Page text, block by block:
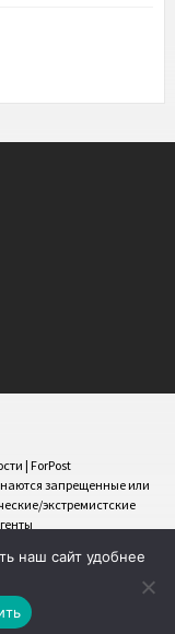
| ForPost
запрещенные или
экстремистские
наш сайт удобнее